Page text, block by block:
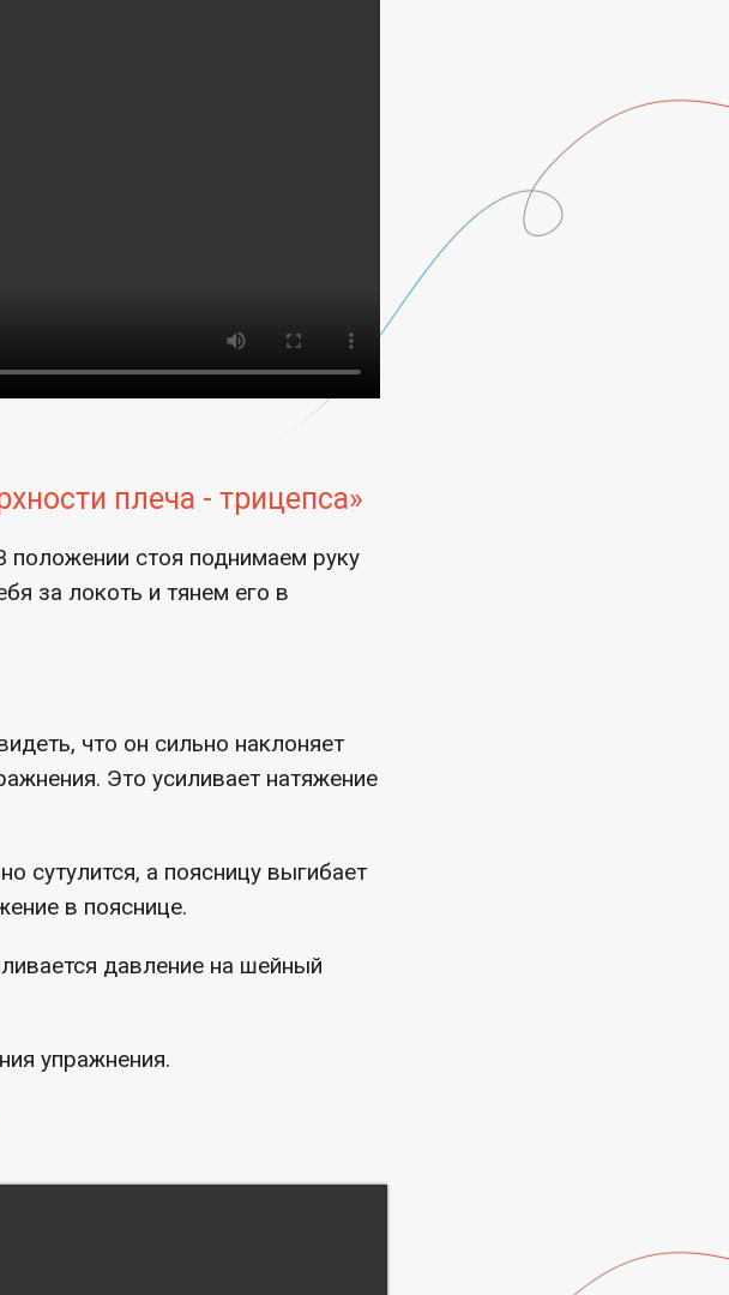
плеча - трицепса»
стоя поднимаем руку
за локоть и тянем его в
что он сильно наклоняет
Это усиливает натяжение
сутулится, а поясницу выгибает
в пояснице.
давление на шейный
упражнения.